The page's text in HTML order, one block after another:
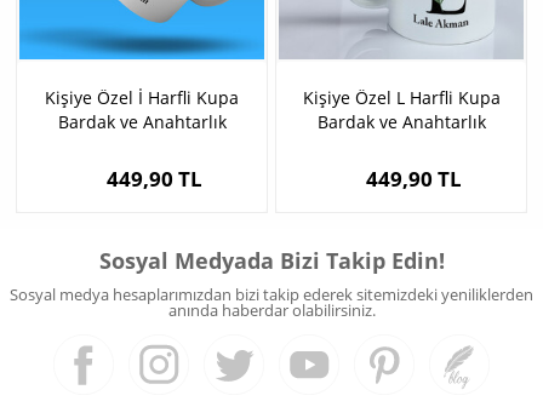
Kişiye Özel İ Harfli Kupa
Bardak ve Anahtarlık
449,90 TL
Kişiye Özel L Harfli Kupa
Bardak ve Anahtarlık
449,90 TL
Sosyal Medyada Bizi Takip Edin!
Sosyal medya hesaplarımızdan bizi takip ederek sitemizdeki yeniliklerden
anında haberdar olabilirsiniz.